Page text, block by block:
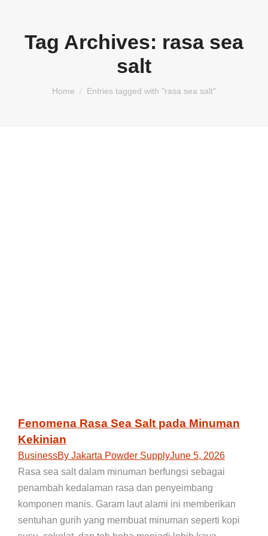
Tag Archives: rasa sea
salt
You are here:
Home Entries tagged with "rasa sea salt"
Fenomena Rasa Sea Salt pada Minuman
Kekinian
BusinessBy Jakarta Powder SupplyJune 5, 2026
Rasa sea salt dalam minuman berfungsi sebagai
penambah kedalaman rasa dan penyeimbang
komponen manis. Garam laut alami ini memberikan
sentuhan gurih yang membuat minuman seperti kopi